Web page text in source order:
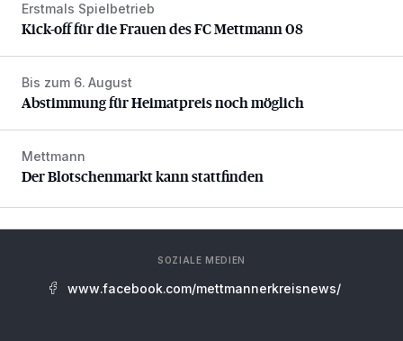
Kick-off für die Frauen des FC Mettmann 08
Erstmals Spielbetrieb
Kick-off für die Frauen des FC Mettmann 08
Abstimmung für Heimatpreis noch möglich
Bis zum 6. August
Abstimmung für Heimatpreis noch möglich
Der Blotschenmarkt kann stattfinden
Mettmann
Der Blotschenmarkt kann stattfinden
SOZIALE MEDIEN
www.facebook.com/mettmannerkreisnews/